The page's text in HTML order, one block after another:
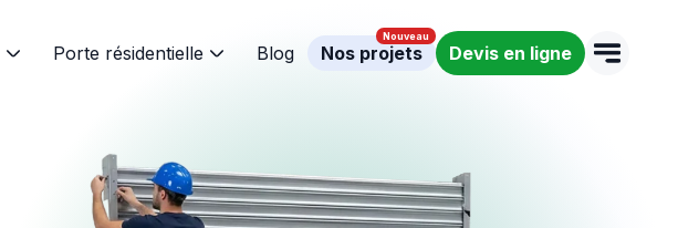
Porte résidentielle Blog Nos projets Devis en ligne